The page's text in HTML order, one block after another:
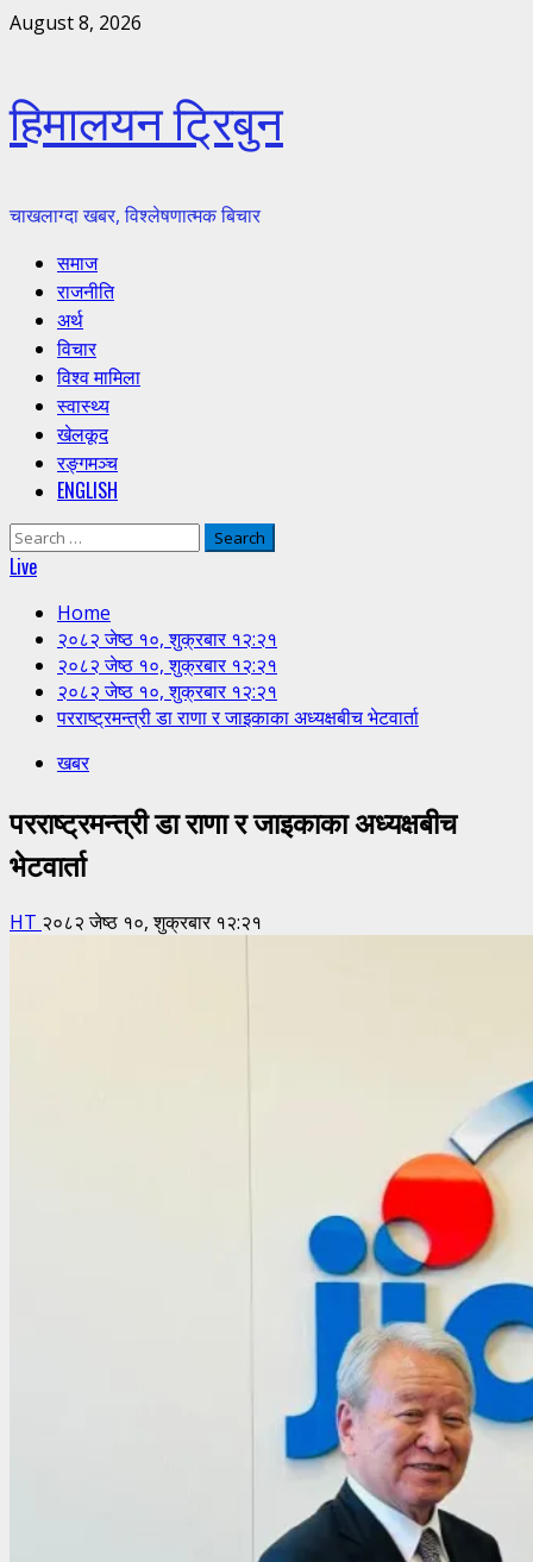
Skip
August 8, 2026
हिमालयन ट्रिबुन
चाखलाग्दा खबर, विश्लेषणात्मक बिचार
Primary
Menu
समाज
राजनीति
अर्थ
विचार
विश्व मामिला
स्वास्थ्य
खेलकूद
रङ्गमञ्च
ENGLISH
Search
for:
Live
Home
२०८२ जेष्ठ १०, शुक्रबार १२:२१
२०८२ जेष्ठ १०, शुक्रबार १२:२१
२०८२ जेष्ठ १०, शुक्रबार १२:२१
परराष्ट्रमन्त्री डा राणा र जाइकाका अध्यक्षबीच भेटवार्ता
खबर
परराष्ट्रमन्त्री डा राणा र जाइकाका अध्यक्षबीच
भेटवार्ता
HT २०८२ जेष्ठ १०, शुक्रबार १२:२१